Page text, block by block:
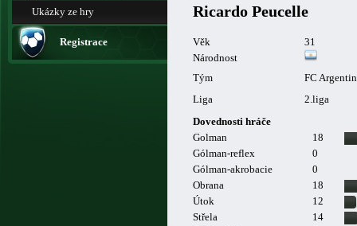
Ukázky ze hry
Registrace
Ricardo Peucelle
Věk
31
Národnost
Tým
FC
Liga
2.liga
Dovednosti hráče
Golman
18
Gólman-reflex
0
Gólman-akrobacie
0
Obrana
18
Útok
12
Střela
14